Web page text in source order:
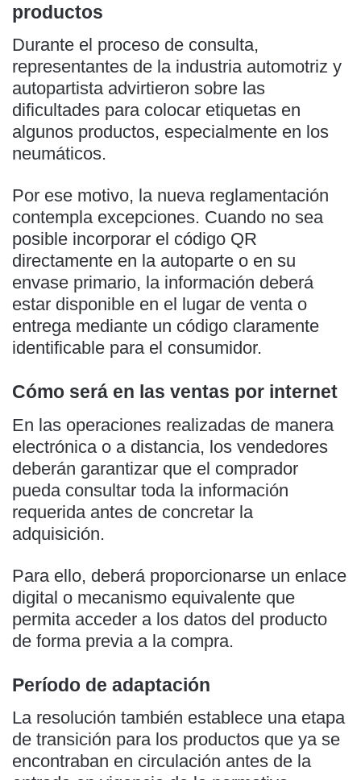
productos
Durante el proceso de consulta,
representantes de la industria automotriz y
autopartista advirtieron sobre las
dificultades para colocar etiquetas en
algunos productos, especialmente en los
neumáticos.
Por ese motivo, la nueva reglamentación
contempla excepciones. Cuando no sea
posible incorporar el código QR
directamente en la autoparte o en su
envase primario, la información deberá
estar disponible en el lugar de venta o
entrega mediante un código claramente
identificable para el consumidor.
Cómo será en las ventas por internet
En las operaciones realizadas de manera
electrónica o a distancia, los vendedores
deberán garantizar que el comprador
pueda consultar toda la información
requerida antes de concretar la
adquisición.
Para ello, deberá proporcionarse un enlace
digital o mecanismo equivalente que
permita acceder a los datos del producto
de forma previa a la compra.
Período de adaptación
La resolución también establece una etapa
de transición para los productos que ya se
encontraban en circulación antes de la